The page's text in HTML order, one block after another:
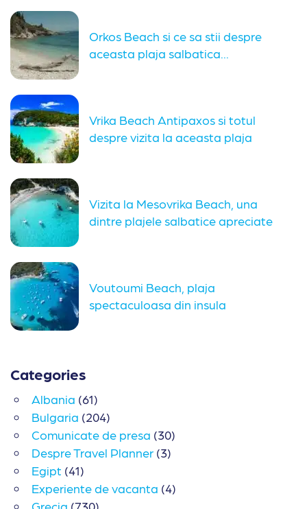
Orkos Beach si ce sa stii despre
aceasta plaja salbatica...
Vrika Beach Antipaxos si totul
despre vizita la aceasta plaja
Vizita la Mesovrika Beach, una
dintre plajele salbatice apreciate
Voutoumi Beach, plaja
spectaculoasa din insula
Categories
Albania (61)
Bulgaria (204)
Comunicate de presa (30)
Despre Travel Planner (3)
Egipt (41)
Experiente de vacanta (4)
Grecia (730)